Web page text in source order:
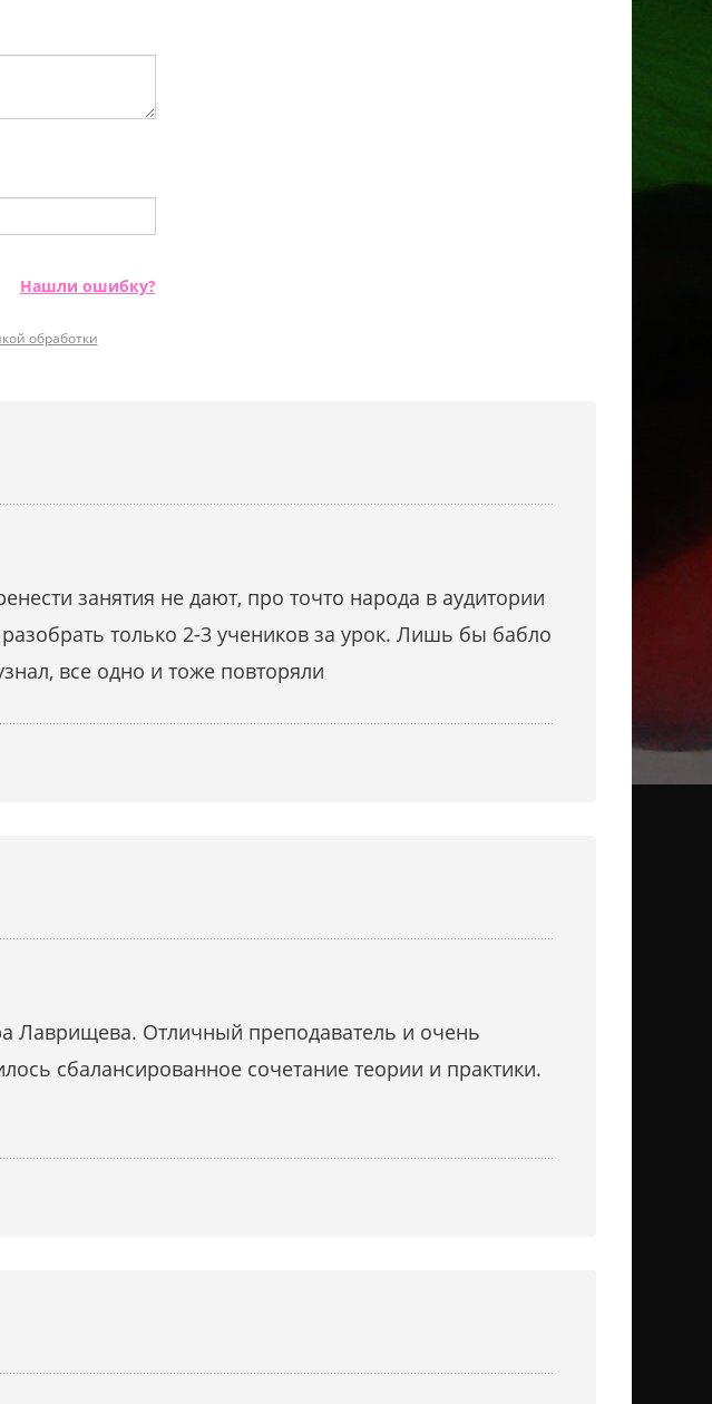
Нашли ошибку?
обработки
занятия не дают, про точто народа в аудитории
только 2-3 учеников за урок. Лишь бы бабло
все одно и тоже повторяли
Лаврищева. Отличный преподаватель и очень
сбалансированное сочетание теории и практики.